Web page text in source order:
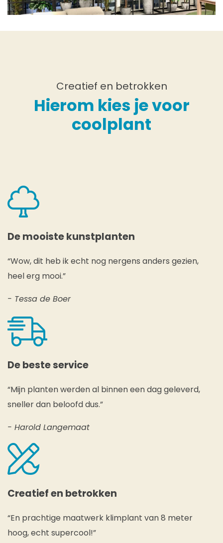
Creatief en betrokken
Hierom kies je voor
coolplant
De mooiste kunstplanten
“Wow, dit heb ik echt nog nergens anders gezien,
heel erg mooi.”
- Tessa de Boer
De beste service
“Mijn planten werden al binnen een dag geleverd,
sneller dan beloofd dus.”
- Harold Langemaat
Creatief en betrokken
“En prachtige maatwerk klimplant van 8 meter
hoog, echt supercool!”